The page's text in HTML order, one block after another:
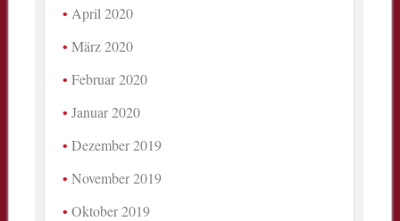
April 2020
März 2020
Februar 2020
Januar 2020
Dezember 2019
November 2019
Oktober 2019